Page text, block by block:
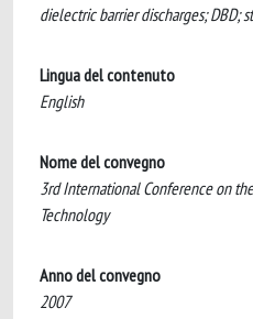
dielectric barrier discharges; DBD;
Lingua del contenuto
English
Nome del convegno
3rd International Conference on
Technology
Anno del convegno
2007